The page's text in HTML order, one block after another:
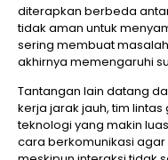
diterapkan berbeda
tidak aman untuk
sering membuat
akhirnya memengaruhi
Tantangan lain datang
kerja jarak jauh, tim
teknologi yang makin
cara berkomunikasi